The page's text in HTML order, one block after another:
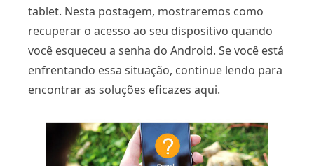
tablet. Nesta postagem, mostraremos como
recuperar o acesso ao seu dispositivo quando
você esqueceu a senha do Android. Se você está
enfrentando essa situação, continue lendo para
encontrar as soluções eficazes aqui.